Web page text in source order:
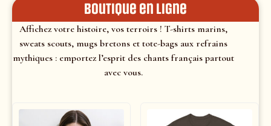
Boutique en ligne
Affichez votre histoire, vos terroirs ! T-shirts marins,
sweats scouts, mugs bretons et tote-bags aux refrains
mythiques : emportez l’esprit des chants français partout
avec vous.